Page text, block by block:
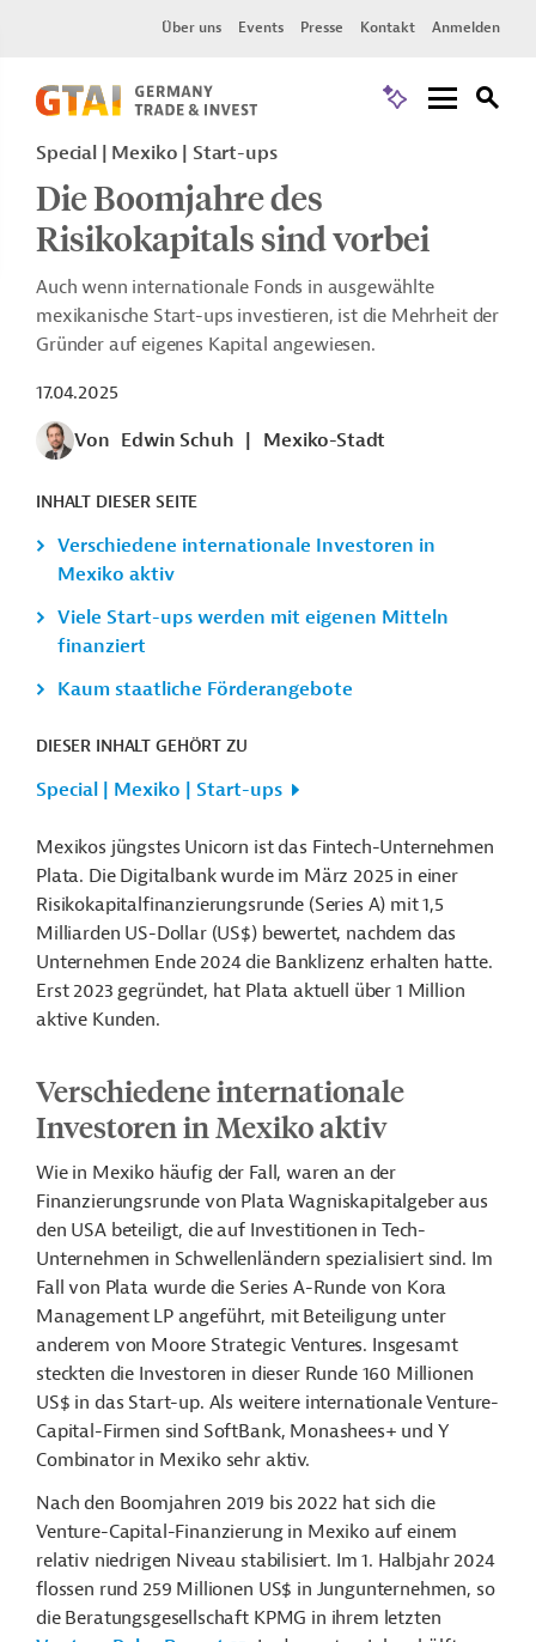
Über uns Events Presse Kontakt Anmelden
Special | Mexiko | Start-ups
Die Boomjahre des
Risikokapitals sind vorbei
Auch wenn internationale Fonds in ausgewählte
mexikanische Start-ups investieren, ist die Mehrheit der
Gründer auf eigenes Kapital angewiesen.
17.04.2025
Von Edwin Schuh Mexiko-Stadt
INHALT DIESER SEITE
Verschiedene internationale Investoren in
Mexiko aktiv
Viele Start-ups werden mit eigenen Mitteln
finanziert
Kaum staatliche Förderangebote
DIESER INHALT GEHÖRT ZU
Special | Mexiko | Start-ups
Mexikos jüngstes Unicorn ist das Fintech-Unternehmen
Plata. Die Digitalbank wurde im März 2025 in einer
Risikokapitalfinanzierungsrunde (Series A) mit 1,5
Milliarden US-Dollar (US$) bewertet, nachdem das
Unternehmen Ende 2024 die Banklizenz erhalten hatte.
Erst 2023 gegründet, hat Plata aktuell über 1 Million
aktive Kunden.
Verschiedene internationale
Investoren in Mexiko aktiv
Wie in Mexiko häufig der Fall, waren an der
Finanzierungsrunde von Plata Wagniskapitalgeber aus
den USA beteiligt, die auf Investitionen in Tech-
Unternehmen in Schwellenländern spezialisiert sind. Im
Fall von Plata wurde die Series A-Runde von Kora
Management LP angeführt, mit Beteiligung unter
anderem von Moore Strategic Ventures. Insgesamt
steckten die Investoren in dieser Runde 160 Millionen
US$ in das Start-up. Als weitere internationale Venture-
Capital-Firmen sind SoftBank, Monashees+ und Y
Combinator in Mexiko sehr aktiv.
Nach den Boomjahren 2019 bis 2022 hat sich die
Venture-Capital-Finanzierung in Mexiko auf einem
relativ niedrigen Niveau stabilisiert. Im 1. Halbjahr 2024
flossen rund 259 Millionen US$ in Jungunternehmen, so
die Beratungsgesellschaft KPMG in ihrem letzten